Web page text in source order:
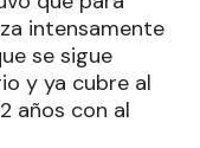
intensamente
se sigue
y ya cubre al
años con al